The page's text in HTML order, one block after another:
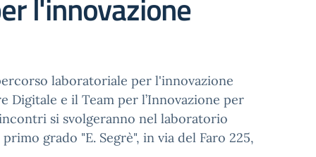
l'innovazione
laboratoriale per l'innovazione
Digitale e il Team per l’Innovazione per
si svolgeranno nel laboratorio
grado "E. Segrè", in via del Faro 225,